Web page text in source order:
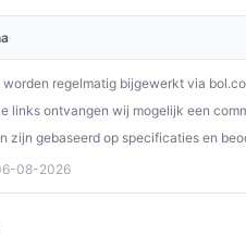
in de laagste of hoogste
te vermijden.
met de maximale belasting
te voorkomen.
gebruik
instellingen in hoofdlijnen:
controleer na montage of
regelmatig bijgewerkt via
links ontvangen wij mogelijk een
zijn gebaseerd op specificaties en
08-2026